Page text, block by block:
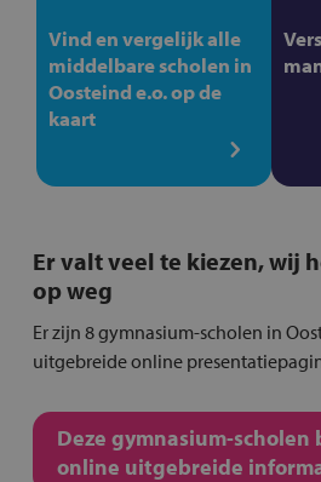
Vind en vergelijk alle
middelbare scholen in
Oosteind e.o. op de
kaart
Er valt veel te kiezen, wij
op weg
Er zijn 8 gymnasium-scholen in
uitgebreide online
Deze gymnasium-scholen
online uitgebreide